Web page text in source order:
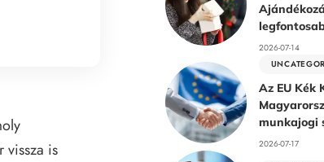
vissza is
2026-07-14
Az EU Kék
munkajogi
2026-07-17